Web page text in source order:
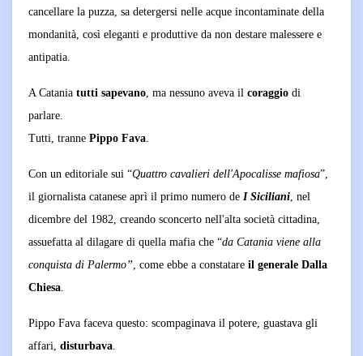
cancellare la puzza, sa detergersi nelle acque incontaminate della
mondanità, così eleganti e produttive da non destare malessere e
antipatia.
A Catania tutti sapevano, ma nessuno aveva il coraggio di
parlare.
Tutti, tranne Pippo Fava.
Con un editoriale sui “Quattro cavalieri dell'Apocalisse mafiosa”,
il giornalista catanese aprì il primo numero de I Siciliani, nel
dicembre del 1982, creando sconcerto nell'alta società cittadina,
assuefatta al dilagare di quella mafia che “da Catania viene alla
conquista di Palermo”, come ebbe a constatare il generale Dalla
Chiesa.
Pippo Fava faceva questo: scompaginava il potere, guastava gli
affari, disturbava.